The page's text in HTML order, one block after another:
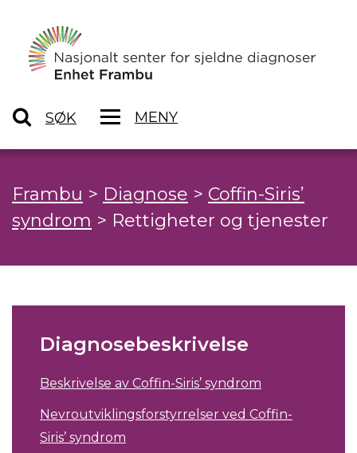
SØK MENY
Frambu > Diagnose > Coffin-Siris’
syndrom > Rettigheter og tjenester
Diagnosebeskrivelse
Beskrivelse av Coffin-Siris’ syndrom
Nevroutviklingsforstyrrelser ved Coffin-
Siris’ syndrom